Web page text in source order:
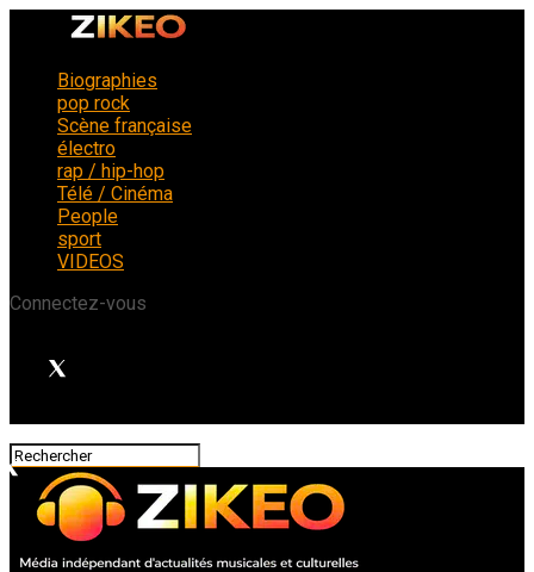
Biographies
pop rock
Scène française
électro
rap / hip-hop
Télé / Cinéma
People
sport
VIDEOS
Connectez-vous